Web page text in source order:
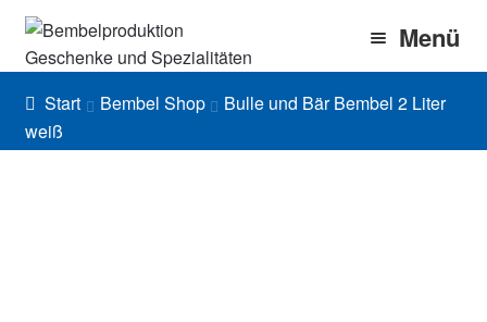
Zur
Navigation
Zum
Inhalt
Menü
Home
Bembel Shop
Start Bembel Shop
Bulle und Bär Bembel 2 Liter
weiß